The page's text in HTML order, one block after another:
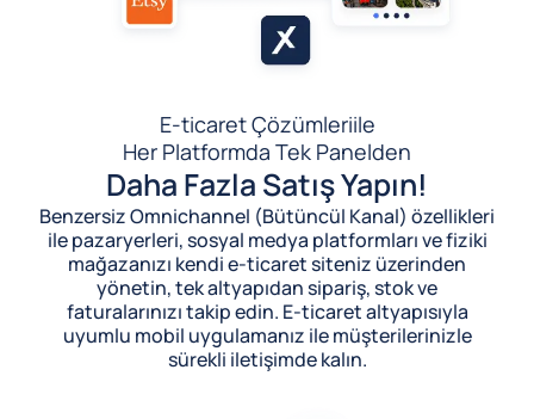
E-ticaret Çözümleriile
Her Platformda Tek Panelden
Daha Fazla Satış Yapın!
Benzersiz Omnichannel (Bütüncül Kanal) özellikleri
ile pazaryerleri, sosyal medya platformları ve fiziki
mağazanızı kendi e-ticaret siteniz üzerinden
yönetin, tek altyapıdan sipariş, stok ve
faturalarınızı takip edin. E-ticaret altyapısıyla
uyumlu mobil uygulamanız ile müşterilerinizle
sürekli iletişimde kalın.